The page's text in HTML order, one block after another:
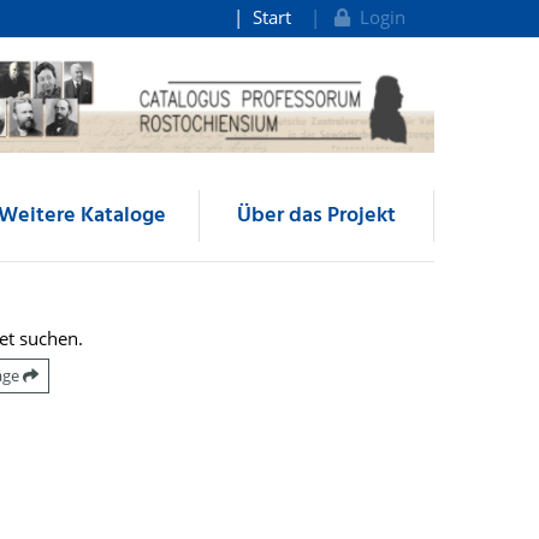
Start Login
Kataloge Über das Projekt
suchen.